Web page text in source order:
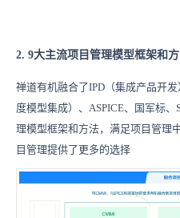
2. 9大主流项目管理模型框架和
禅道有机融合了IPD（集成产品开
度模型集成）、ASPICE、国军标
理模型框架和方法，满足项目管理
目管理提供了更多的选择